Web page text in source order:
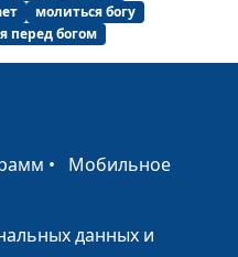
Новиков
Новиков #2013
молиться богу
перед богом
• Мобильное
данных и